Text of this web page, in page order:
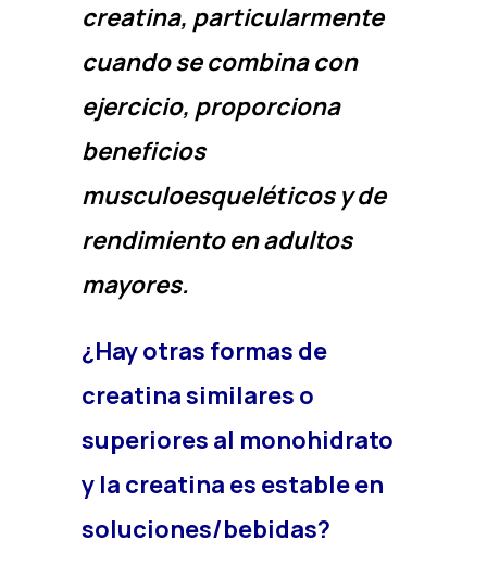
creatina, particularmente
cuando se combina con
ejercicio, proporciona
beneficios
musculoesqueléticos y de
rendimiento en adultos
mayores.
¿Hay otras formas de
creatina similares o
superiores al monohidrato
y la creatina es estable en
soluciones/bebidas?